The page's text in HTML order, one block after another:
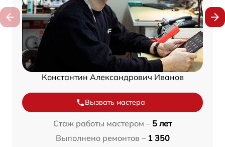
Константин Александрович Иванов
Вызвать мастера
Стаж работы мастером – 5 лет
Выполнено ремонтов – 1 350